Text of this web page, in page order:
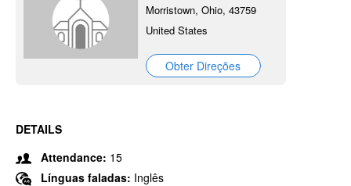
Morristown, Ohio, 43759
United States
Obter Direções
DETAILS
Attendance: 15
Línguas faladas: Inglês